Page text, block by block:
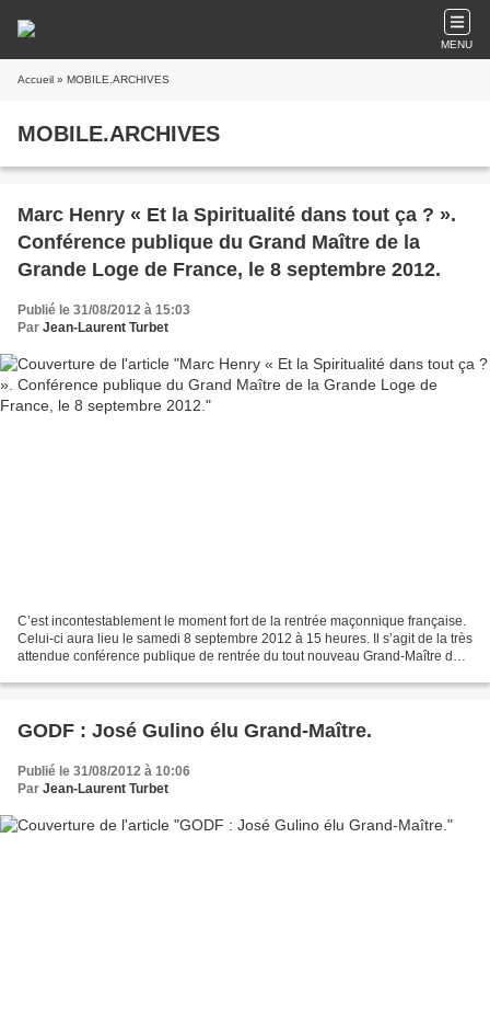
MENU
Accueil » MOBILE.ARCHIVES
MOBILE.ARCHIVES
Marc Henry « Et la Spiritualité dans tout ça ? ».
Conférence publique du Grand Maître de la
Grande Loge de France, le 8 septembre 2012.
Publié le 31/08/2012 à 15:03
Par Jean-Laurent Turbet
C’est incontestablement le moment fort de la rentrée maçonnique française.
Celui-ci aura lieu le samedi 8 septembre 2012 à 15 heures. Il s’agit de la très
attendue conférence publique de rentrée du tout nouveau Grand-Maître de
GODF : José Gulino élu Grand-Maître.
Publié le 31/08/2012 à 10:06
Par Jean-Laurent Turbet